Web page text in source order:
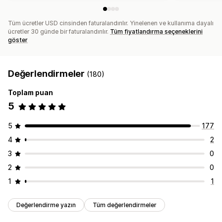
Tüm ücretler USD cinsinden faturalandırılır. Yinelenen ve kullanıma dayalı
ücretler 30 günde bir faturalandırılır. Tüm fiyatlandırma seçeneklerini
göster
Değerlendirmeler (180)
Toplam puan
5
5
177
4
2
3
0
2
0
1
1
Değerlendirme yazın Tüm değerlendirmeler